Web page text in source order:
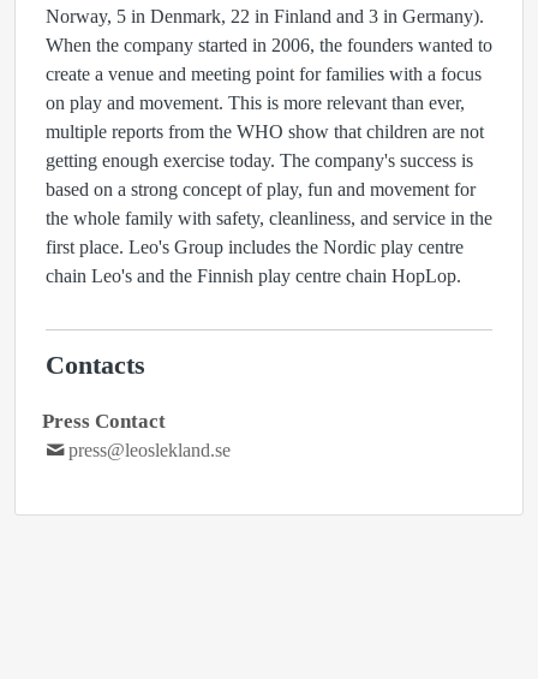
Norway, 5 in Denmark, 22 in Finland and 3 in Germany).
When the company started in 2006, the founders wanted to
create a venue and meeting point for families with a focus
on play and movement. This is more relevant than ever,
multiple reports from the WHO show that children are not
getting enough exercise today. The company's success is
based on a strong concept of play, fun and movement for
the whole family with safety, cleanliness, and service in the
first place. Leo's Group includes the Nordic play centre
chain Leo's and the Finnish play centre chain HopLop.
Contacts
Press Contact
press@leoslekland.se